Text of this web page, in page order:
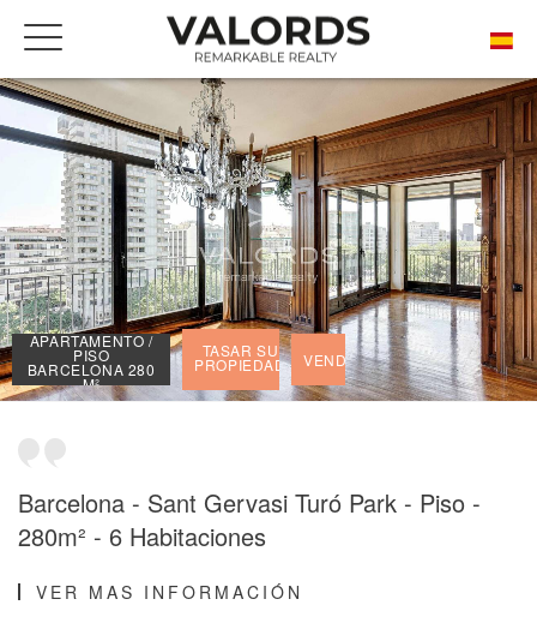
INICIO APARTAMENTO / PISO BARCELONA 280 M²
APARTAMENTO /
PISO
BARCELONA 280
M²
TASAR SU
PROPIEDAD VENDIDO
Barcelona - Sant Gervasi Turó Park - Piso -
280m² - 6 Habitaciones
VER MAS INFORMACIÓN